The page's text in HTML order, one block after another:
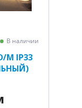
В наличии
M IP33